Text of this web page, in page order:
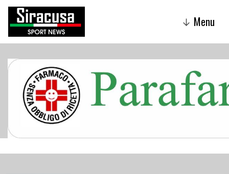
↓ Menu